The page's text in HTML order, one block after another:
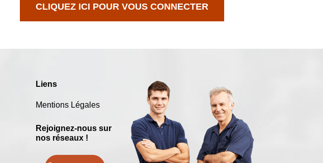
CLIQUEZ ICI POUR VOUS CONNECTER
Liens
Mentions Légales
Rejoignez-nous sur
nos réseaux !